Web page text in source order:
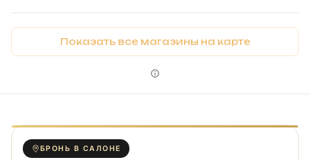
Показать все магазины на карте
БРОНЬ В САЛОНЕ